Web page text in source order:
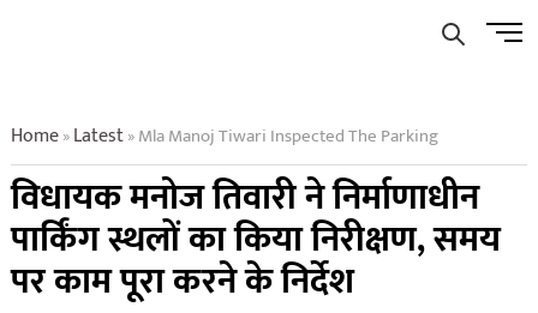
Menu
Home»Latest»Mla Manoj Tiwari Inspected The Parking
विधायक मनोज तिवारी ने निर्माणाधीन
पार्किंग स्थलों का किया निरीक्षण, समय
पर काम पूरा करने के निर्देश